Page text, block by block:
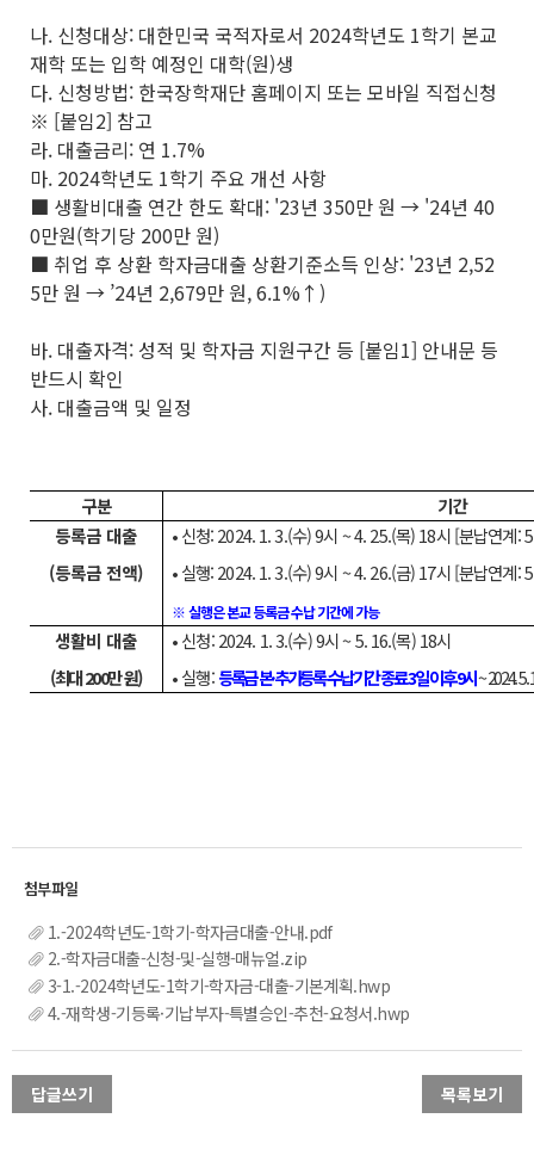
나. 신청대상: 대한민국 국적자로서 2024학년도 1학기 본교
재학 또는 입학 예정인 대학(원)생
다. 신청방법: 한국장학재단 홈페이지 또는 모바일 직접신청
※ [붙임2] 참고
라. 대출금리: 연 1.7%
마. 2024학년도 1학기 주요 개선 사항
■ 생활비대출 연간 한도 확대: '23년 350만 원 → '24년 40
0만원(학기당 200만 원)
■ 취업 후 상환 학자금대출 상환기준소득 인상: '23년 2,52
5만 원 → ’24년 2,679만 원, 6.1%↑)
바. 대출자격: 성적 및 학자금 지원구간 등 [붙임1] 안내문 등
반드시 확인
사. 대출금액 및 일정
구분
기간
등록금 대출
(등록금 전액)
•신청: 2024. 1. 3.(수) 9시 ~ 4. 25.(목) 18시 [분납연계:
•실행: 2024. 1. 3.(수) 9시 ~ 4. 26.(금) 17시 [분납연계:
※실행은 본교 등록금 수납 기간에 가능
생활비 대출
(최대 200만 원)
• 신청: 2024. 1. 3.(수) 9시 ~ 5. 16.(목) 18시
• 실행:등록금 본·추가등록 수납기간 종료 3일 이후 9시~ 2024. 5.
1.-2024학년도-1학기-학자금대출-안내.pdf
2.-학자금대출-신청-및-실행-매뉴얼.zip
3-1.-2024학년도-1학기-학자금-대출-기본계획.hwp
4.-재학생-기등록·기납부자-특별승인-추천-요청서.hwp
답글쓰기 목록보기